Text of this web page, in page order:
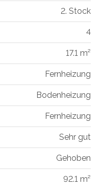
2. Stock
4
17.1 m²
Fernheizung
Bodenheizung
Fernheizung
Sehr gut
Gehoben
92.1 m²